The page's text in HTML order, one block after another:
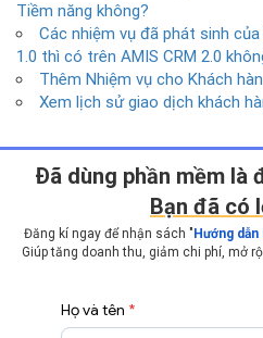
Tiềm năng không?
Các nhiệm vụ đã phát sinh
1.0 thì có trên AMIS CRM 2.0
Thêm Nhiệm vụ cho Khách
Xem lịch sử giao dịch khách
Ðã dùng phần mềm là
Bạn đã có
Đăng kí ngay để nhận sách " Hướng
Giúp tăng doanh thu, giảm chi phí, mở
Họ và tên *